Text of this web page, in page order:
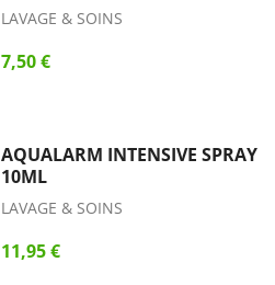
LAVAGE & SOINS
7,50 €
AQUALARM INTENSIVE SPRAY
10ML
LAVAGE & SOINS
11,95 €